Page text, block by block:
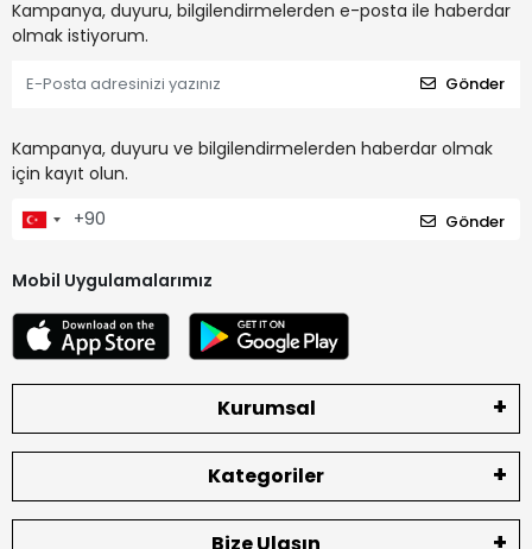
Kampanya, duyuru, bilgilendirmelerden e-posta ile haberdar
olmak istiyorum.
Gönder
Kampanya, duyuru ve bilgilendirmelerden haberdar olmak
için kayıt olun.
Gönder
Mobil Uygulamalarımız
Kurumsal
Kategoriler